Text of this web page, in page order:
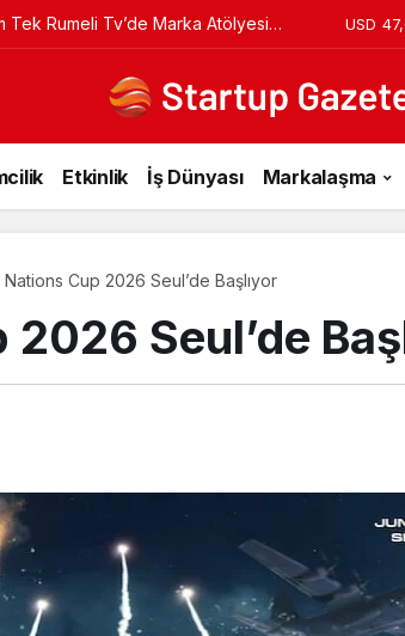
Veriyorsun? Asıl Risk Ürettiğin USD
Etkinlik İş Dünyası Markalaşma
Nations Cup 2026 Seul’de Başlıyor
Seul’de
Girişimcilik
Mürsel Ferhat